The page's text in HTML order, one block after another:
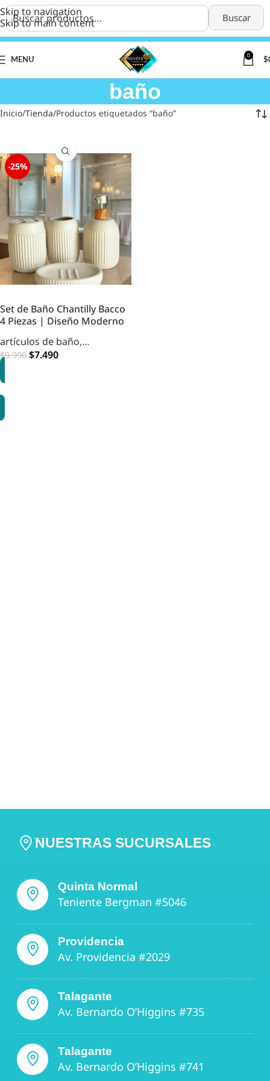
Buscar
Skip to navigation
Skip to main content
MENU
0
$
baño
Inicio Tienda Productos etiquetados “baño”
-25%
Set de Baño Chantilly Bacco
4 Piezas | Diseño Moderno
artículos de baño,
accesorios
$9.990 $7.490
NUESTRAS SUCURSALES
Quinta Normal
Teniente Bergman #5046
Providencia
Av. Providencia #2029
Talagante
Av. Bernardo O’Higgins #735
Talagante
Av. Bernardo O’Higgins #741